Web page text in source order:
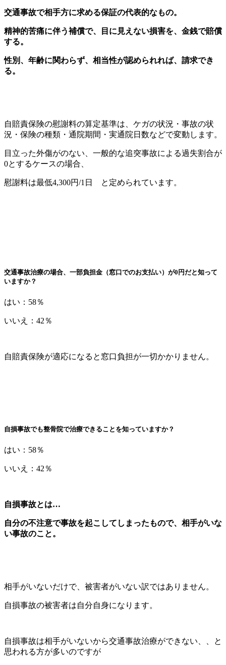
交通事故で相手方に求める保証の代表的なもの。
精神的苦痛に伴う補償で、目に見えない損害を、金銭で賠償
する。
性別、年齢に関わらず、相当性が認められれば、請求でき
る。
自賠責保険の慰謝料の算定基準は、ケガの状況・事故の状
況・保険の種類・通院期間・実通院日数などで変動します。
目立った外傷がのない、一般的な追突事故による過失割合が
0とするケースの場合、
慰謝料は最低4,300円/1日 と定められています。
交通事故治療の場合、一部負担金（窓口でのお支払い）が0円だと知って
いますか？
はい：58％
いいえ：42％
自賠責保険が適応になると窓口負担が一切かかりません。
自損事故でも整骨院で治療できることを知っていますか？
はい：58％
いいえ：42％
自損事故とは…
自分の不注意で事故を起こしてしまったもので、相手がいな
い事故のこと。
相手がいないだけで、被害者がいない訳ではありません。
自損事故の被害者は自分自身になります。
自損事故は相手がいないから交通事故治療ができない、、と
思われる方が多いのですが